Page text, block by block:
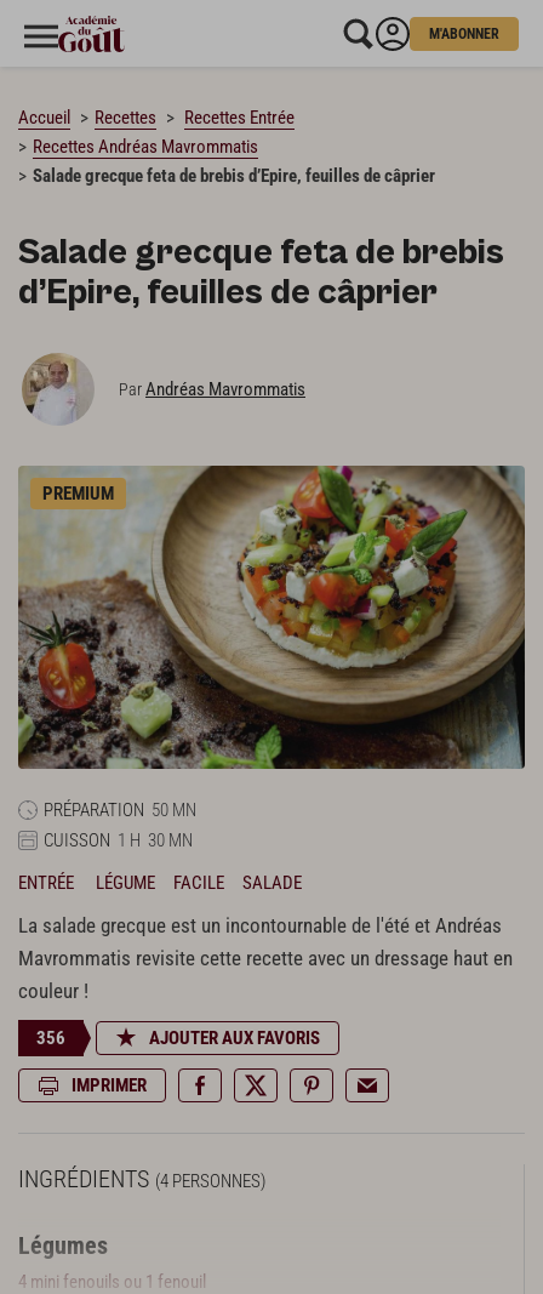
M'ABONNER
Accueil Recettes
Recettes Entrée
Recettes Andréas Mavrommatis
Salade grecque feta de brebis d’Epire, feuilles de câprier
Salade grecque feta de brebis
d’Epire, feuilles de câprier
ParAndréas Mavrommatis
PREMIUM
PRÉPARATION 50 MN
CUISSON 1 H 30 MN
ENTRÉE
LÉGUME FACILE SALADE
La salade grecque est un incontournable de l'été et Andréas
Mavrommatis revisite cette recette avec un dressage haut en
couleur !
356 AJOUTER AUX FAVORIS
IMPRIMER
INGRÉDIENTS (4 PERSONNES)
Légumes
4 mini fenouils ou 1 fenouil
CHARGEMENT…